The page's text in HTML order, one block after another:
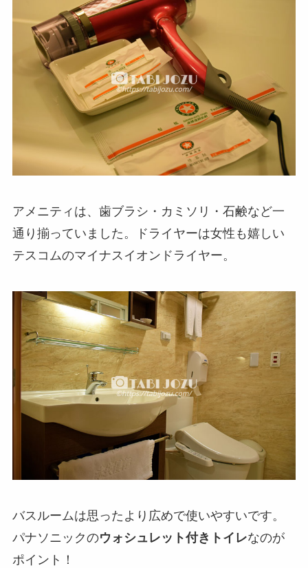
アメニティは、歯ブラシ・カミソリ・石鹸など一
通り揃っていました。ドライヤーは女性も嬉しい
テスコムのマイナスイオンドライヤー。
バスルームは思ったより広めで使いやすいです。
パナソニックのウォシュレット付きトイレなのが
ポイント！